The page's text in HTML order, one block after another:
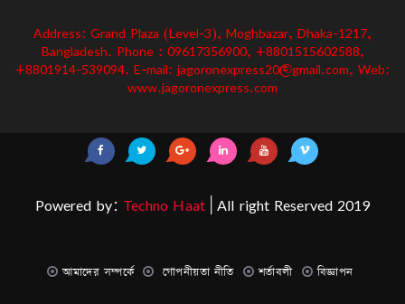
Address: Grand Plaza (Level-3), Moghbazar, Dhaka-1217,
Bangladesh. Phone : 09617356900, +8801515602588,
+8801914-539094. E-mail: jagoronexpress20@gmail.com, Web:
www.jagoronexpress.com
Powered by: Techno Haat| All right Reserved 2019
আমাদের সম্পর্কে গোপনীয়তা নীতি শর্তাবলী বিজ্ঞাপন